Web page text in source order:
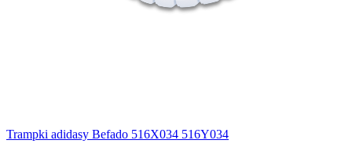
Trampki adidasy Befado 516X034 516Y034